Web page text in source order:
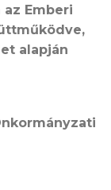
Emberi
alapján